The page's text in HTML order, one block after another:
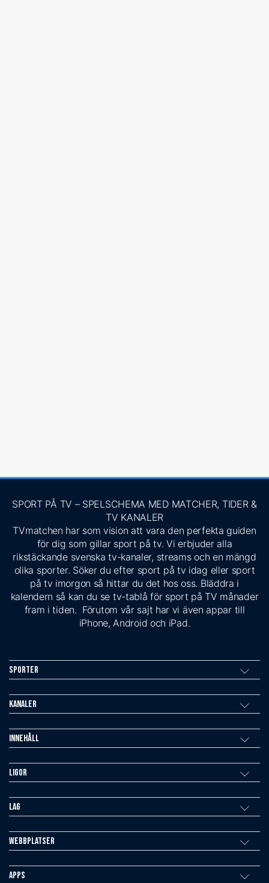
SPORT PÅ TV – SPELSCHEMA MED MATCHER, TIDER &
TV KANALER
TVmatchen har som vision att vara den perfekta guiden
för dig som gillar sport på tv. Vi erbjuder alla
rikstäckande svenska tv-kanaler, streams och en mängd
olika sporter. Söker du efter sport på tv idag eller sport
på tv imorgon så hittar du det hos oss. Bläddra i
kalendern så kan du se tv-tablå för sport på TV månader
fram i tiden. Förutom vår sajt har vi även appar till
iPhone, Android och iPad.
Sporter
Kanaler
Innehåll
Ligor
Lag
Webbplatser
Apps